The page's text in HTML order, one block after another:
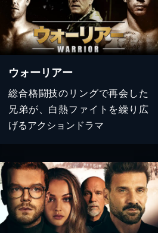
ウォーリアー
総合格闘技のリングで再会した
兄弟が、白熱ファイトを繰り広
げるアクションドラマ